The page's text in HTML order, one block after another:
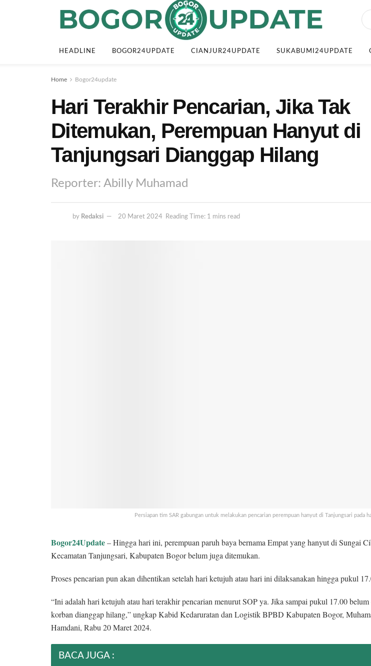
HEADLINE BOGOR24UPDATE CIANJUR24UPDATE SUKABUMI24UPDATE
Home Bogor24update
Hari Terakhir Pencarian, Jika Tak
Ditemukan, Perempuan Hanyut di
Tanjungsari Dianggap Hilang
Reporter: Abilly Muhamad
by Redaksi 20 Maret 2024 Reading Time: 1 mins read
Persiapan tim SAR gabungan untuk melakukan pencarian perempuan hanyut di Tanjungsari pada
Bogor24Update– Hingga hari ini, perempuan paruh baya bernama Empat yang hanyut di Sungai
Kecamatan Tanjungsari, Kabupaten Bogor belum juga ditemukan.
Proses pencarian pun akan dihentikan setelah hari ketujuh atau hari ini dilaksanakan hingga pukul
“Ini adalah hari ketujuh atau hari terakhir pencarian menurut SOP ya. Jika sampai pukul 17.00
korban dianggap hilang,” ungkap Kabid Kedaruratan dan Logistik BPBD Kabupaten Bogor,
Hamdani, Rabu 20 Maret 2024.
BACA JUGA :